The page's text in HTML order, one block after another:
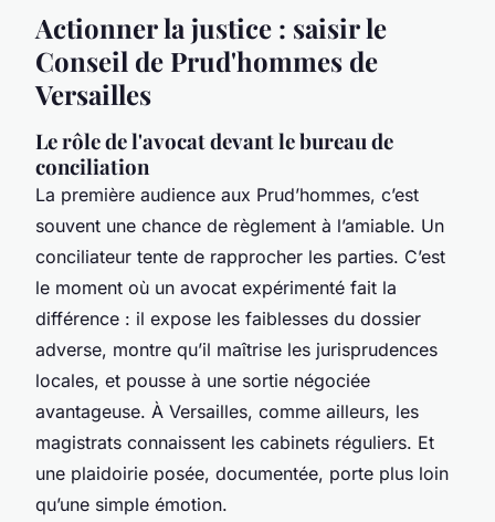
Actionner la justice : saisir le
Conseil de Prud'hommes de
Versailles
Le rôle de l'avocat devant le bureau de
conciliation
La première audience aux Prud’hommes, c’est
souvent une chance de règlement à l’amiable. Un
conciliateur tente de rapprocher les parties. C’est
le moment où un avocat expérimenté fait la
différence : il expose les faiblesses du dossier
adverse, montre qu’il maîtrise les jurisprudences
locales, et pousse à une sortie négociée
avantageuse. À Versailles, comme ailleurs, les
magistrats connaissent les cabinets réguliers. Et
une plaidoirie posée, documentée, porte plus loin
qu’une simple émotion.